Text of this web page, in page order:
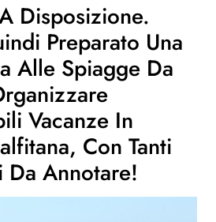
Disposizione.
Preparato Una
Alle Spiagge Da
Vacanze In
, Con Tanti
Annotare!